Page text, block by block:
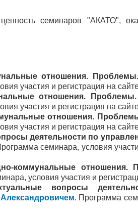
семинаров "АКАТО",
отношения. Проблемы.
участия и регистрация на
отношения. Проблемы.
участия и регистрация на
отношения.
участия и регистрация на
деятельности по
семинара, условия
коммунальные отношения.
условия участия и
вопросы
. Программа